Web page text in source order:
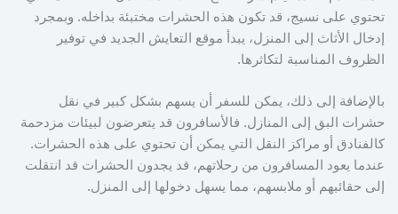
تحتوي على نسيج، قد تكون هذه الحشرات مختبئة بداخله. وبمجرد
إدخال الأثاث إلى المنزل، يبدأ موقع التعايش الجديد في توفير
الظروف المناسبة لتكاثرها.
بالإضافة إلى ذلك، يمكن للسفر أن يسهم بشكل كبير في نقل
حشرات البق إلى المنازل. فالأسافرون قد يتعرضون لبيئات مزدحمة
كالفنادق أو مراكز النقل التي يمكن أن تحتوي على هذه الحشرات.
عندما يعود المسافرون من رحلاتهم، قد يجدون الحشرات قد انتقلت
إلى حقائبهم أو ملابسهم، مما يسهل دخولها إلى المنزل.